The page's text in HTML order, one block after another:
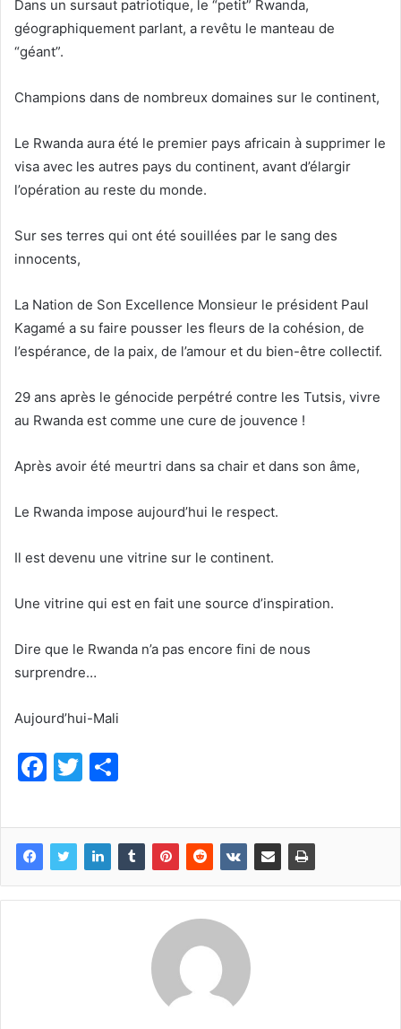
Dans un sursaut patriotique, le “petit” Rwanda,
géographiquement parlant, a revêtu le manteau de
“géant”.
Champions dans de nombreux domaines sur le continent,
Le Rwanda aura été le premier pays africain à supprimer le
visa avec les autres pays du continent, avant d’élargir
l’opération au reste du monde.
Sur ses terres qui ont été souillées par le sang des
innocents,
La Nation de Son Excellence Monsieur le président Paul
Kagamé a su faire pousser les fleurs de la cohésion, de
l’espérance, de la paix, de l’amour et du bien-être collectif.
29 ans après le génocide perpétré contre les Tutsis, vivre
au Rwanda est comme une cure de jouvence !
Après avoir été meurtri dans sa chair et dans son âme,
Le Rwanda impose aujourd’hui le respect.
Il est devenu une vitrine sur le continent.
Une vitrine qui est en fait une source d’inspiration.
Dire que le Rwanda n’a pas encore fini de nous
surprendre…
Aujourd’hui-Mali
F
c
e
b
o
T
itt
er
ta
g
er